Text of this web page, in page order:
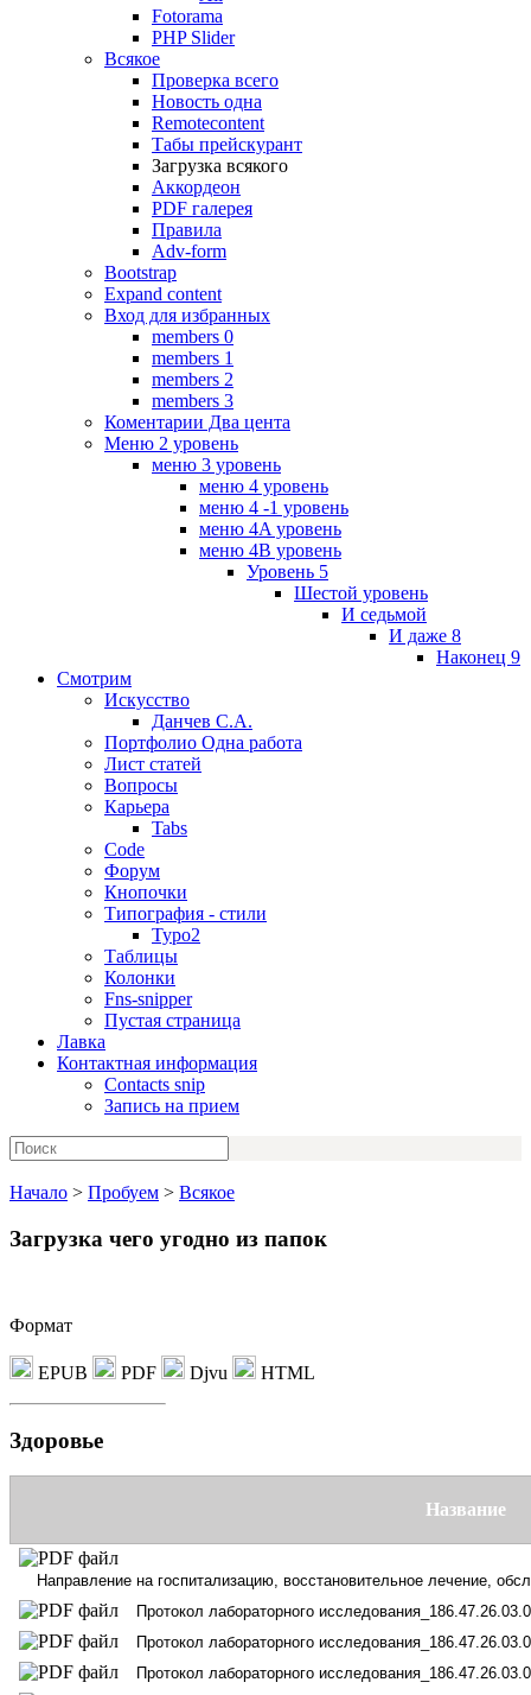
Fotorama
PHP Slider
Всякое
Проверка всего
Новость одна
Remotecontent
Табы прейскурант
Загрузка всякого
Аккордеон
PDF галерея
Правила
Adv-form
Bootstrap
Expand content
Вход для избранных
members 0
members 1
members 2
members 3
Коментарии Два цента
Меню 2 уровень
меню 3 уровень
меню 4 уровень
меню 4 -1 уровень
меню 4A уровень
меню 4B уровень
Уровень 5
Шестой уровень
И седьмой
И даже 8
Наконец 9
Смотрим
Искусство
Данчев С.А.
Портфолио Одна работа
Лист статей
Вопросы
Карьера
Tabs
Code
Форум
Кнопочки
Типография - стили
Typo2
Таблицы
Колонки
Fns-snipper
Пустая страница
Лавка
Контактная информация
Contacts snip
Запись на прием
Начало > Пробуем > Всякое
Загрузка чего угодно из папок
Формат
EPUB PDF Djvu HTML
Здоровье
Название